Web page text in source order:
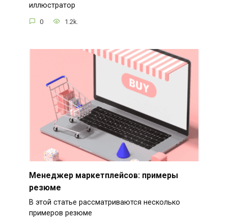
иллюстратор
0 1.2k.
Менеджер маркетплейсов: примеры
резюме
В этой статье рассматриваются несколько
примеров резюме